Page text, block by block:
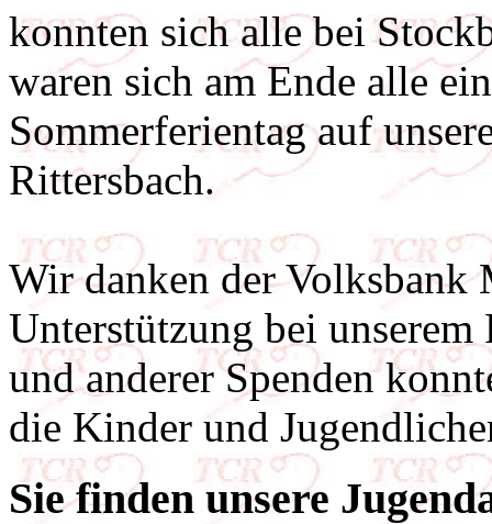
konnten sich alle bei
waren sich am Ende alle
Sommerferientag auf
Rittersbach.
Wir danken der
Unterstützung bei
und anderer Spenden
die Kinder und
Sie finden unsere